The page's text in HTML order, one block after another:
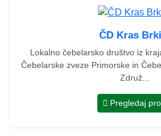
ČD Kras
Lokalno čebelarsko društvo iz
Čebelarske zveze Primorske in
Združ...
Pregledaj